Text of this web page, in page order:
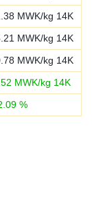
MWK/kg 14K
MWK/kg 14K
MWK/kg 14K
MWK/kg 14K
%